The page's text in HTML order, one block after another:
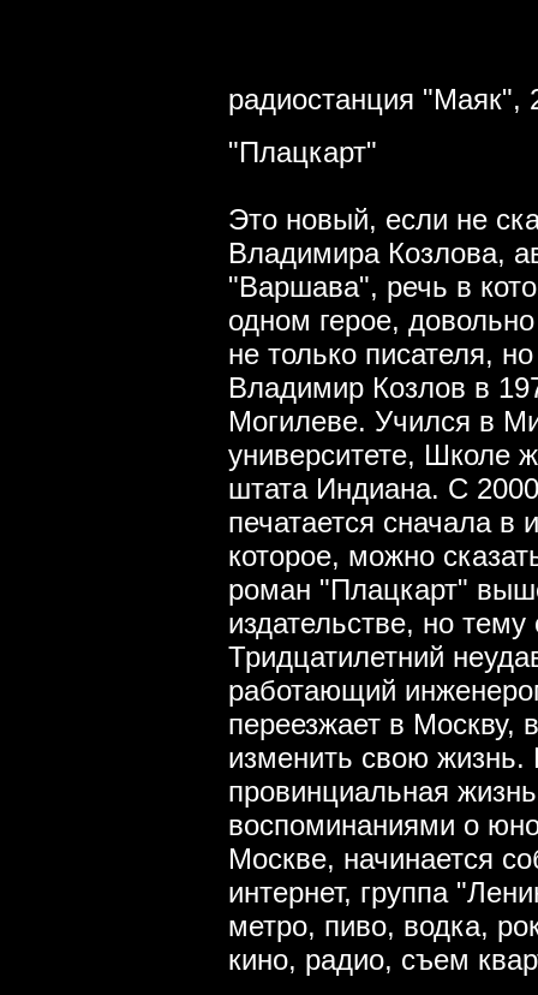
радиостанция "Маяк",
"Плацкарт"
Это новый, если не
Владимира Козлова,
"Варшава", речь в
одном герое,
не только писателя,
Владимир Козлов в
Могилеве. Учился в
университете, Школе
штата Индиана. С
печатается сначала в
которое, можно
роман "Плацкарт"
издательстве, но
Тридцатилетний
работающий
переезжает в Москву,
изменить свою жизнь.
провинциальная
воспоминаниями о
Москве, начинается
интернет, группа
метро, пиво, водка,
кино, радио, съем